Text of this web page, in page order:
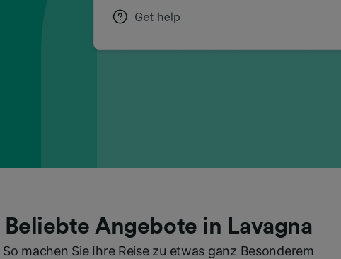
Beliebte Angebote in Lavagna
So machen Sie Ihre Reise zu etwas ganz Besonderem